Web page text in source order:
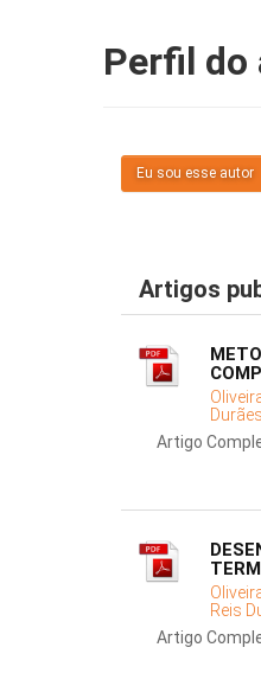
Perfil do
Eu sou esse autor
Artigos
Durães
Artigo
Reis
Artigo